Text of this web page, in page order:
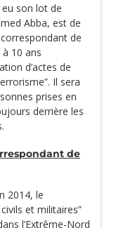
son lot de
Abba, est de
de
10 ans
d’actes de
Il sera
prises en
derrière les
de
2014, le
et militaires”
l’Extrême-Nord